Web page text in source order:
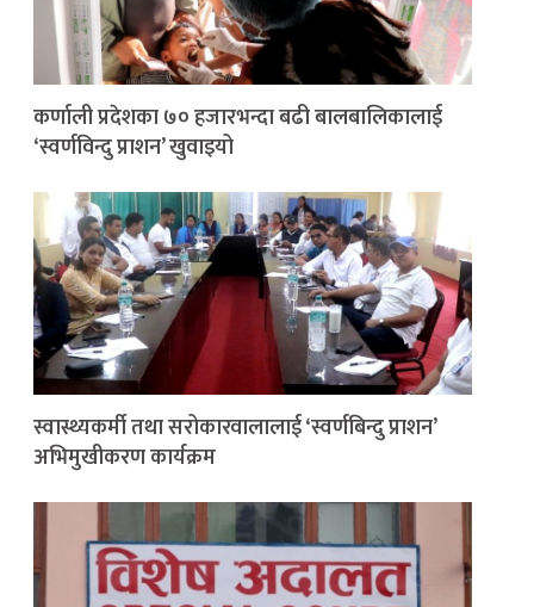
कर्णाली प्रदेशका ७० हजारभन्दा बढी बालबालिकालाई
‘स्वर्णविन्दु प्राशन’ खुवाइयो
स्वास्थ्यकर्मी तथा सरोकारवालालाई ‘स्वर्णबिन्दु प्राशन’
अभिमुखीकरण कार्यक्रम